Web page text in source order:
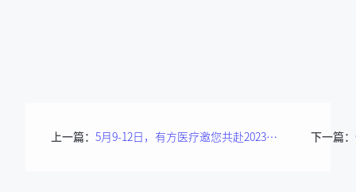
上一篇： 5月9-12日，有方医疗邀您共赴2023西部国际口腔展！ 下一篇：